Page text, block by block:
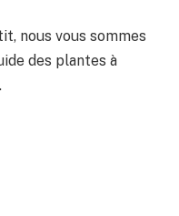
nous vous sommes
des plantes à